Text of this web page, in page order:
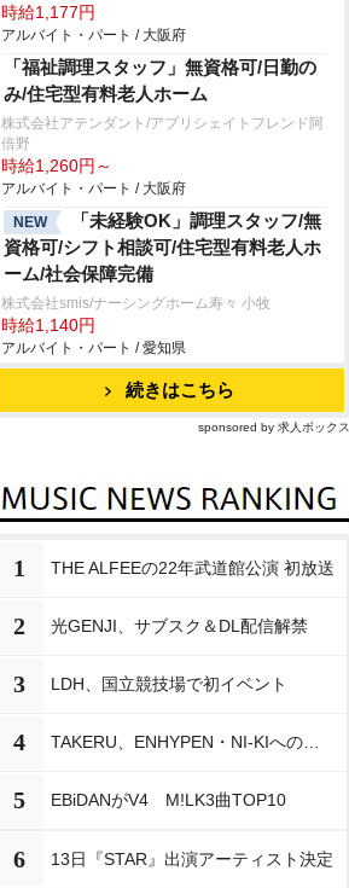
時給1,177円
アルバイト・パート / 大阪府
「福祉調理スタッフ」無資格可/日勤の
み/住宅型有料老人ホーム
株式会社アテンダント/アプリシェイトフレンド阿
倍野
時給1,260円～
アルバイト・パート / 大阪府
NEW
「未経験OK」調理スタッフ/無
資格可/シフト相談可/住宅型有料老人ホ
ーム/社会保障完備
株式会社smis/ナーシングホーム寿々 小牧
時給1,140円
アルバイト・パート / 愛知県
続きはこちら
sponsored by 求人ボックス
1 THE ALFEEの22年武道館公演 初放送
2 光GENJI、サブスク＆DL配信解禁
3 LDH、国立競技場で初イベント
4
5 EBiDANがV4 M!LK3曲TOP10
6 13日『STAR』出演アーティスト決定